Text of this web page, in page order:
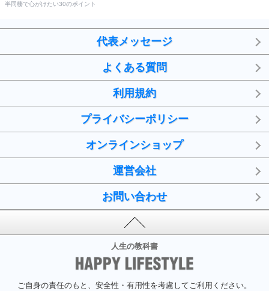
半同棲で心がけたい30のポイント
代表メッセージ
よくある質問
利用規約
プライバシーポリシー
オンラインショップ
運営会社
お問い合わせ
人生の教科書
ご自身の責任のもと、安全性・有用性を考慮してご利用ください。